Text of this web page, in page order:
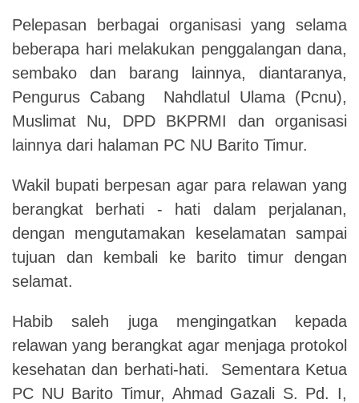
Pelepasan berbagai organisasi yang selama
beberapa hari melakukan penggalangan dana,
sembako dan barang lainnya, diantaranya,
Pengurus Cabang Nahdlatul Ulama (Pcnu),
Muslimat Nu, DPD BKPRMI dan organisasi
lainnya dari halaman PC NU Barito Timur.
Wakil bupati berpesan agar para relawan yang
berangkat berhati - hati dalam perjalanan,
dengan mengutamakan keselamatan sampai
tujuan dan kembali ke barito timur dengan
selamat.
Habib saleh juga mengingatkan kepada
relawan yang berangkat agar menjaga protokol
kesehatan dan berhati-hati. Sementara Ketua
PC NU Barito Timur, Ahmad Gazali S. Pd. I,